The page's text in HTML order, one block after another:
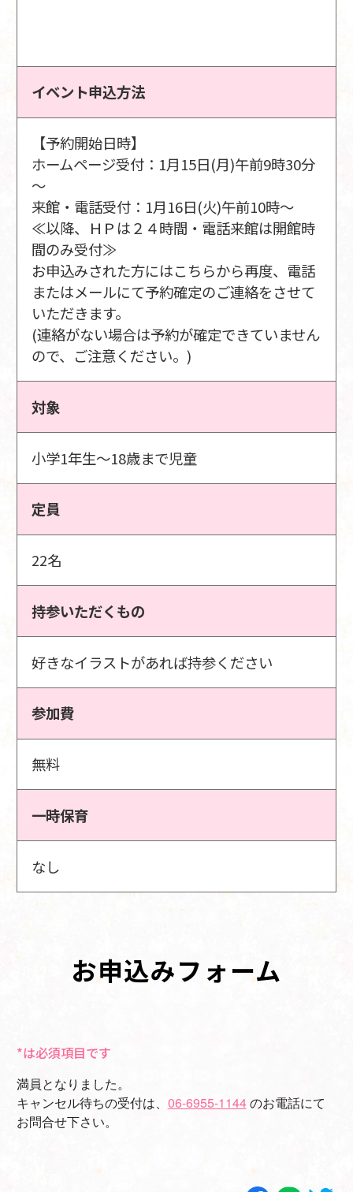
イベント申込方法
【予約開始日時】
ホームページ受付：1月15日(月)午前9時30分
～
来館・電話受付：1月16日(火)午前10時～
≪以降、ＨＰは２４時間・電話来館は開館時
間のみ受付≫
お申込みされた方にはこちらから再度、電話
またはメールにて予約確定のご連絡をさせて
いただきます。
(連絡がない場合は予約が確定できていません
ので、ご注意ください。)
対象
小学1年生～18歳まで児童
定員
22名
持参いただくもの
好きなイラストがあれば持参ください
参加費
無料
一時保育
なし
お申込みフォーム
*は必須項目です
満員となりました。
キャンセル待ちの受付は、 06-6955-1144のお電話にて
お問合せ下さい。